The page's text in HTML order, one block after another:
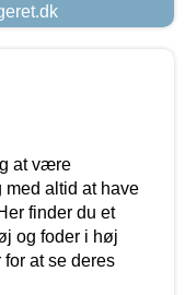
at være
altid at have
finder du et
og foder i høj
at se deres